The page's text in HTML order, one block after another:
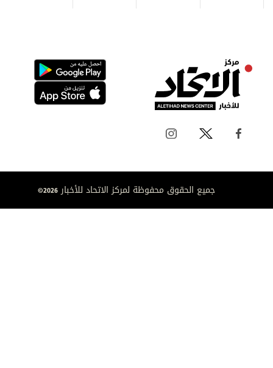
جميع الحقوق محفوظة لمركز الاتحاد للأخبار 2026©